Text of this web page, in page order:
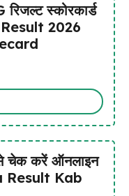
स्कोरकार्ड
2026
चेक करें ऑनलाइन
Kab